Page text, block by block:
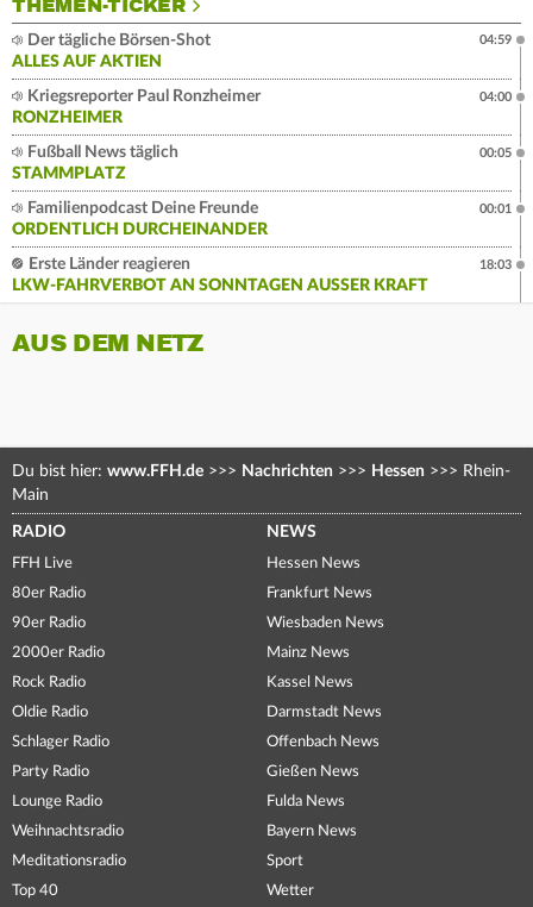
THEMEN-TICKER
Der tägliche Börsen-Shot
ALLES AUF AKTIEN
04:59
Kriegsreporter Paul Ronzheimer
RONZHEIMER
04:00
Fußball News täglich
STAMMPLATZ
00:05
Familienpodcast Deine Freunde
ORDENTLICH DURCHEINANDER
00:01
Erste Länder reagieren
LKW-FAHRVERBOT AN SONNTAGEN AUSSER KRAFT
18:03
AUS DEM NETZ
Du bist hier: www.FFH.de >>> Nachrichten >>> Hessen >>> Rhein-
Main
RADIO
FFH Live
80er Radio
90er Radio
2000er Radio
Rock Radio
Oldie Radio
Schlager Radio
Party Radio
Lounge Radio
Weihnachtsradio
Meditationsradio
Top 40
NEWS
Hessen News
Frankfurt News
Wiesbaden News
Mainz News
Kassel News
Darmstadt News
Offenbach News
Gießen News
Fulda News
Bayern News
Sport
Wetter